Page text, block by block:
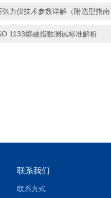
力仪技术参数详解（附选型指南
1133熔融指数测试标准解析
联系我们
联系方式